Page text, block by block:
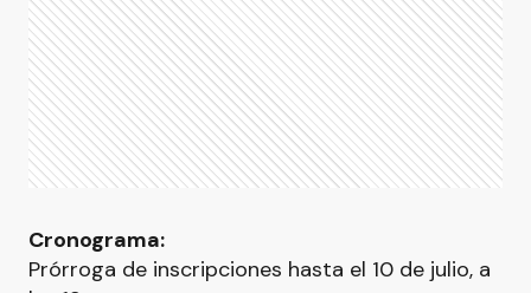
Cronograma:
Prórroga de inscripciones hasta el 10 de julio, a